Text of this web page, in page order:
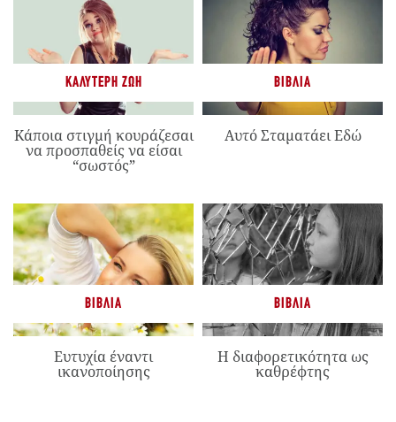
ΚΑΛΎΤΕΡΗ ΖΩΉ
Κάποια στιγμή κουράζεσαι
να προσπαθείς να είσαι
“σωστός”
ΒΙΒΛΊΑ
Αυτό Σταματάει Εδώ
ΒΙΒΛΊΑ
Ευτυχία έναντι
ικανοποίησης
ΒΙΒΛΊΑ
Η διαφορετικότητα ως
καθρέφτης